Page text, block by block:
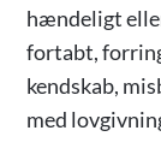
hændeligt
fortabt,
kendskab,
med